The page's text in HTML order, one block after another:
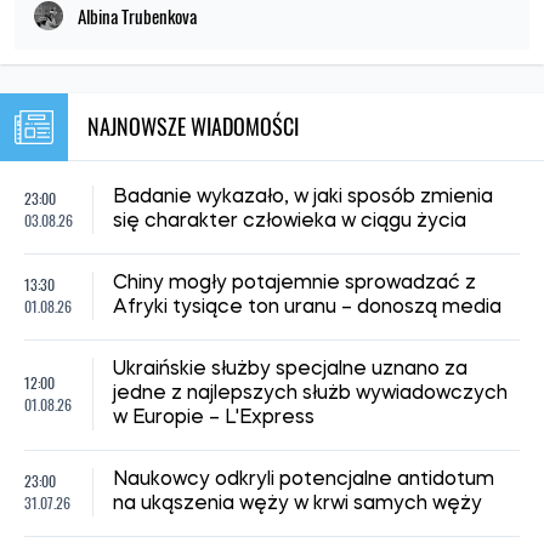
Albina Trubenkova
NAJNOWSZE WIADOMOŚCI
23:00
03.08.26
Badanie wykazało, w jaki sposób zmienia
się charakter człowieka w ciągu życia
13:30
01.08.26
Chiny mogły potajemnie sprowadzać z
Afryki tysiące ton uranu – donoszą media
12:00
01.08.26
Ukraińskie służby specjalne uznano za
jedne z najlepszych służb wywiadowczych
w Europie – L'Express
23:00
31.07.26
Naukowcy odkryli potencjalne antidotum
na ukąszenia węży w krwi samych węży